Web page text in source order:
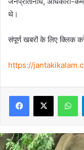
थे।
संपूर्ण खबरों के लिए क्लिक
https://
Facebook
X